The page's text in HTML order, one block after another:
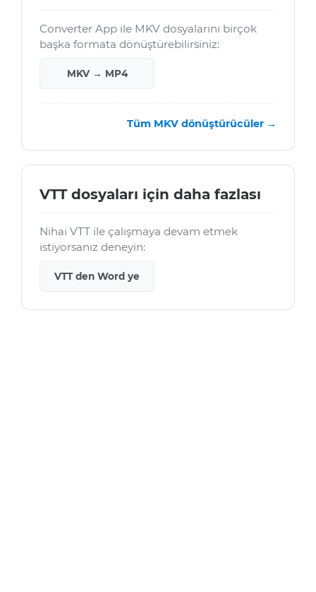
Converter App ile MKV dosyalarını birçok
başka formata dönüştürebilirsiniz:
MKV → MP4
Tüm MKV dönüştürücüler →
VTT dosyaları için daha fazlası
Nihai VTT ile çalışmaya devam etmek
istiyorsanız deneyin:
VTT den Word ye